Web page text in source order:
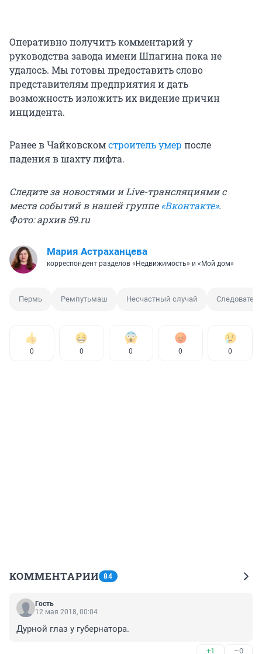
Оперативно получить комментарий у
руководства завода имени Шпагина пока не
удалось. Мы готовы предоставить слово
представителям предприятия и дать
возможность изложить их видение причин
инцидента.
Ранее в Чайковскомстроитель умер после
падения в шахту лифта.
Следите за новостями и Live-трансляциями с
места событий в нашей группе«Вконтакте».
Фото: архив 59.ru
Мария Астраханцева
корреспондент разделов «Недвижимость» и «Мой дом»
Пермь Ремпутьмаш Несчастный случай Следователь
0 0 0 0 0
КОММЕНТАРИИ 84
Гость
12 мая 2018, 00:04
Дурной глаз у губернатора.
+1 –0